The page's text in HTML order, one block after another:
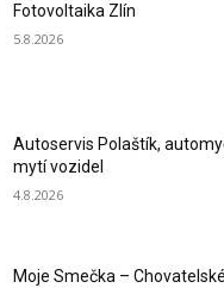
Fotovoltaika Zlín
5.8.2026
Autoservis Polaštík,
mytí vozidel
4.8.2026
Moje Smečka –